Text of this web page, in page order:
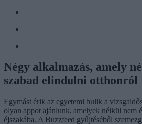
Négy alkalmazás, amely
szabad elindulni otthonról
Egymást érik az egyetemi bulik a
olyan appot ajánlunk, amelyek nélkül nem
éjszakába. A Buzzfeed gyűjtéséből